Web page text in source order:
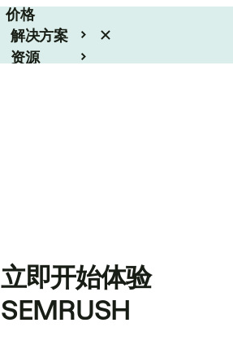
价格
解决方案
资源
立即开始体验
SEMRUSH